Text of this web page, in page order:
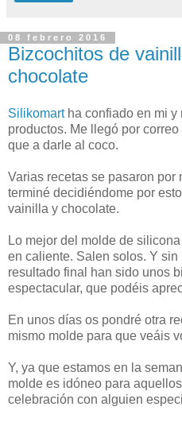
08 febrero 2016
Bizcochitos de
chocolate
Silikomartha confiado en mi y
productos. Me llegó por
que a darle al coco.
Varias recetas se pasaron por
terminé decidiéndome por
vainilla y chocolate.
Lo mejor del molde de
en caliente. Salen solos. Y sin
resultado final han sido unos
espectacular, que podéis
En unos días os pondré otra
mismo molde para que veáis
Y, ya que estamos en la
molde es idóneo para
celebración con alguien